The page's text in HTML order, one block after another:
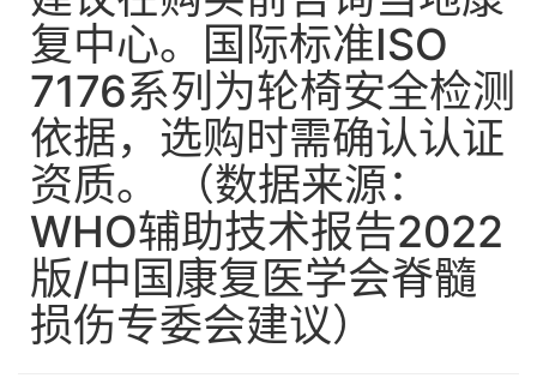
复中心。国际标准ISO
7176系列为轮椅安全检测
依据，选购时需确认认证
资质。 （数据来源：
WHO辅助技术报告2022
版/中国康复医学会脊髓
损伤专委会建议）